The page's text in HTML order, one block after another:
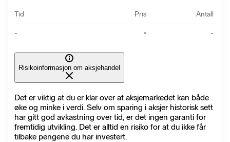
Tid Pris Antall
- - -
Risikoinformasjon om aksjehandel
Det er viktig at du er klar over at aksjemarkedet kan både
øke og minke i verdi. Selv om sparing i aksjer historisk sett
har gitt god avkastning over tid, er det ingen garanti for
fremtidig utvikling. Det er alltid en risiko for at du ikke får
tilbake pengene du har investert.